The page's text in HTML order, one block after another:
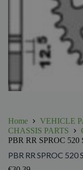
Home
VEHICLE
CHASSIS PARTS
PBR RR SPROC 520
PBR RR SPROC 520